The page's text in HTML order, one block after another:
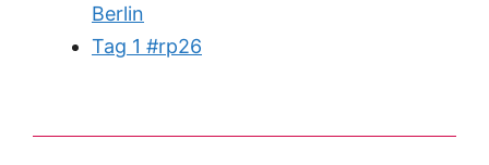
Berlin
Tag 1 #rp26